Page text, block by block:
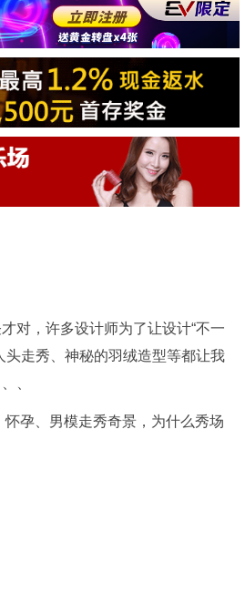
对，许多设计师为了让设计“不一
走秀、神秘的羽绒造型等都让我
、
孕、男模走秀奇景，为什么秀场